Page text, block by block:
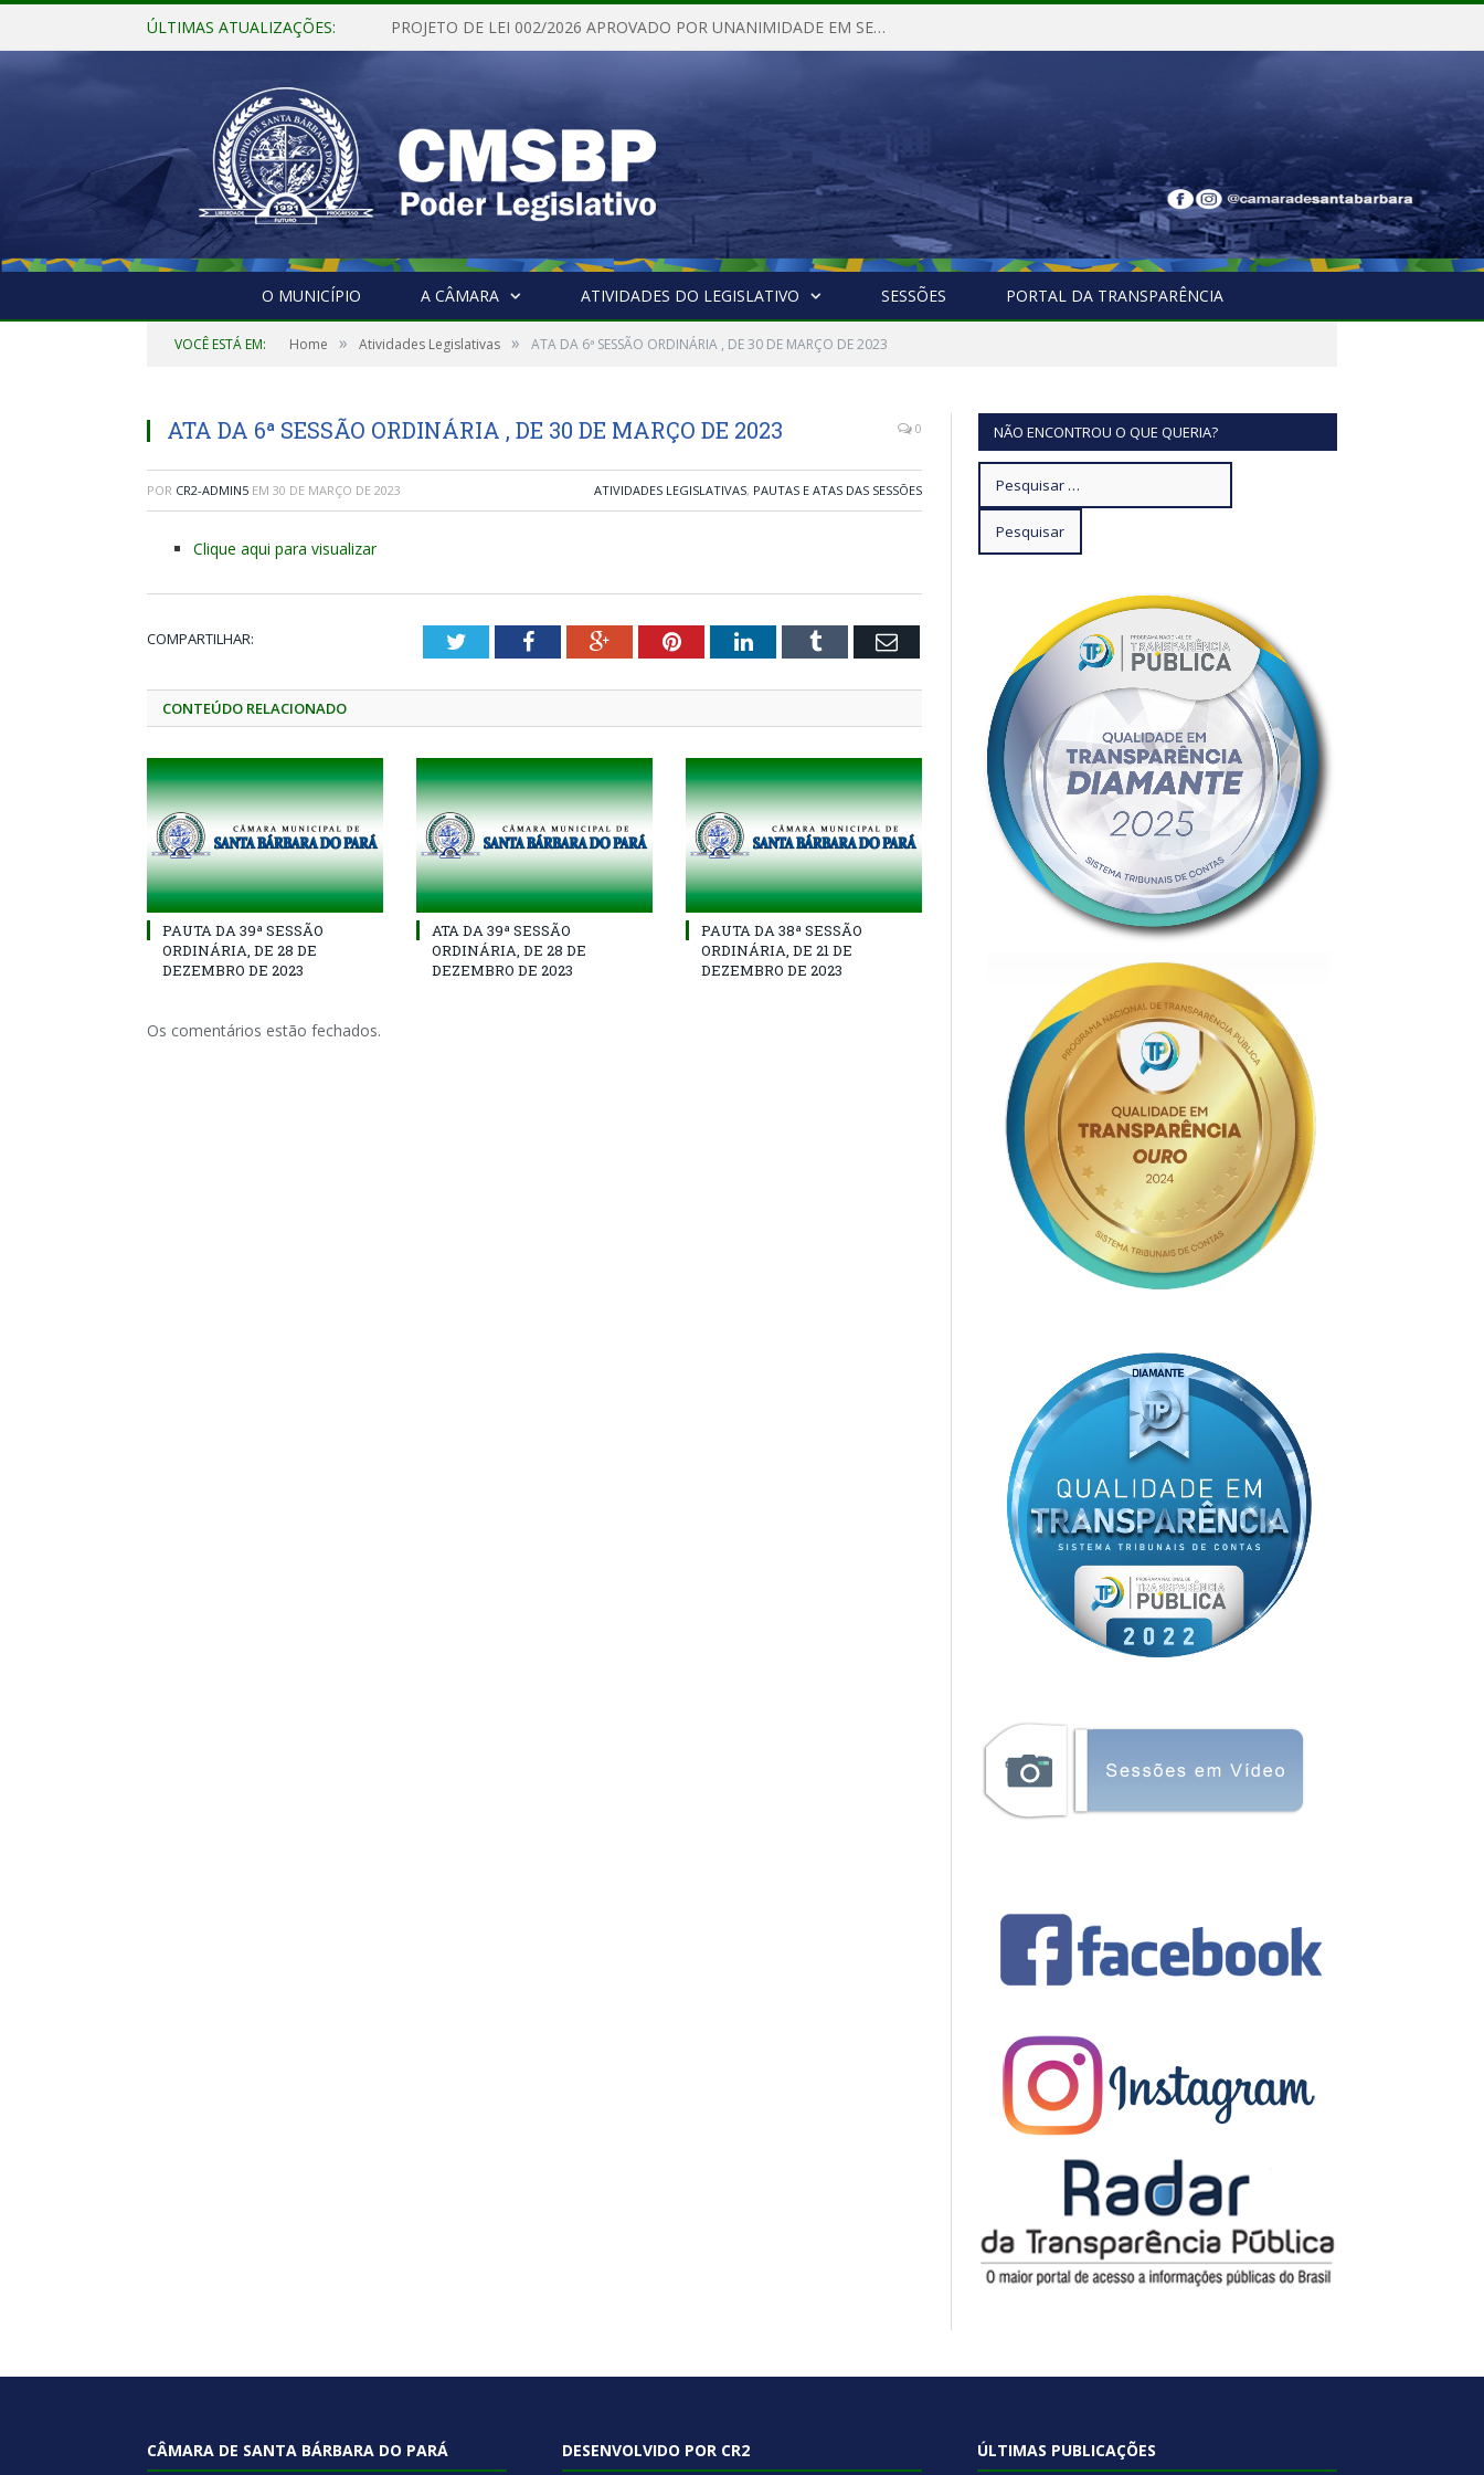
ÚLTIMAS ATUALIZAÇÕES: PROJETO DE LEI 002/2026 APROVADO POR UNANIMIDADE EM SESSÃO ORDINÁRIA NESTA QUINTA – FEIRA 28 DE MAIO DE 2026
O MUNICÍPIO A CÂMARA ATIVIDADES DO LEGISLATIVO SESSÕES PORTAL DA TRANSPARÊNCIA
VOCÊ ESTÁ EM: Home » Atividades Legislativas » ATA DA 6ª SESSÃO ORDINÁRIA , DE 30 DE MARÇO DE 2023
ATA DA 6ª SESSÃO ORDINÁRIA , DE 30 DE MARÇO DE 2023 0
POR CR2-ADMIN5 EM 30 DE MARÇO DE 2023 ATIVIDADES LEGISLATIVAS, PAUTAS E ATAS DAS SESSÕES
Clique aqui para visualizar
COMPARTILHAR: TwitterFacebookGoogle+PinterestLinkedInTumblr Email
CONTEÚDO RELACIONADO
PAUTA DA 39ª SESSÃO
ORDINÁRIA, DE 28 DE
DEZEMBRO DE 2023
ATA DA 39ª SESSÃO
ORDINÁRIA, DE 28 DE
DEZEMBRO DE 2023
PAUTA DA 38ª SESSÃO
ORDINÁRIA, DE 21 DE
DEZEMBRO DE 2023
Os comentários estão fechados.
NÃO ENCONTROU O QUE QUERIA?
CÂMARA DE SANTA BÁRBARA DO PARÁ DESENVOLVIDO POR CR2 ÚLTIMAS PUBLICAÇÕES